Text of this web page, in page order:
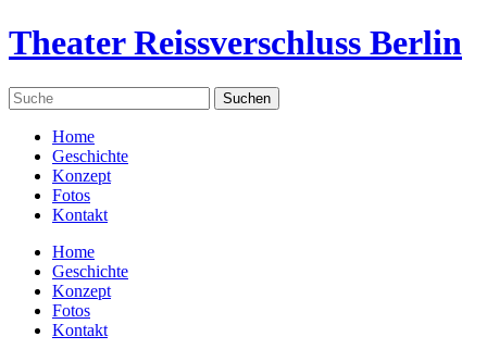
Theater Reissverschluss Berlin
Home
Geschichte
Konzept
Fotos
Kontakt
Home
Geschichte
Konzept
Fotos
Kontakt